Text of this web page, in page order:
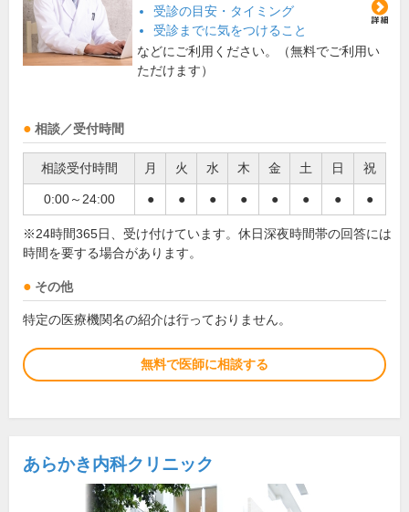
受診の目安・タイミング
受診までに気をつけること
などにご利用ください。（無料でご利用い
ただけます）
相談／受付時間
相談受付時間 月 火 水 木 金 土 日 祝
0:00～24:00 ● ● ● ● ● ● ● ●
※24時間365日、受け付けています。休日深夜時間帯の回答には
時間を要する場合があります。
その他
特定の医療機関名の紹介は行っておりません。
無料で医師に相談する
あらかき内科クリニック